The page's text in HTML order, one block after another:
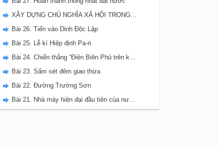
XÂY DỰNG CHỦ NGHĨA XÃ HỘI TRONG CẢ NƯỚC (TỪ NĂM 1975 ĐẾN NAY)
Bài 26. Tiến vào Dinh Độc Lập
Bài 25. Lễ kí Hiệp định Pa-ri
Bài 24. Chiến thắng “Điện Biên Phủ trên không”
Bài 23. Sấm sét đêm giao thừa
Bài 22. Đường Trường Sơn
Bài 21. Nhà máy hiện đại đầu tiên của nước ta